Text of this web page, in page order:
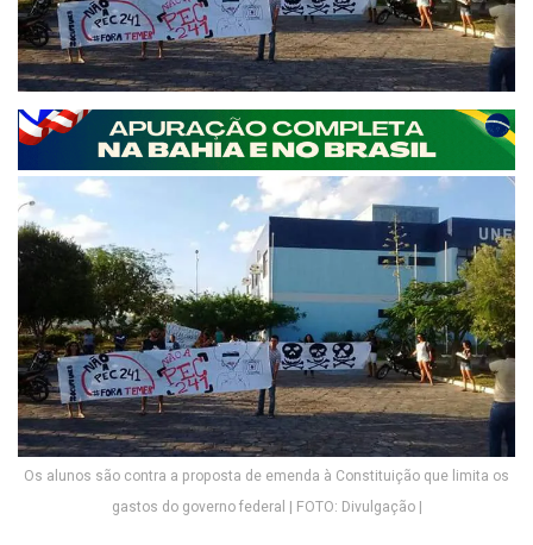
Os alunos são contra a proposta de emenda à Constituição que limita os
gastos do governo federal | FOTO: Divulgação |